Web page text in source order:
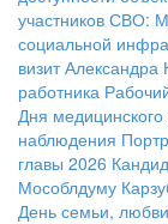
участников СВО:
социальной
визит
работника
Дня медицинского
наблюдения
главы 2026
Мособлдуму
День семьи,